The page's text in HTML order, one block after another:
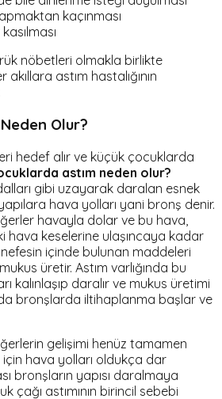
kaçınması
nöbetleri olmakla birlikte
astım hastalığının
Olur?
hedef alır ve küçük çocuklarda
astım neden olur?
gibi uzayarak daralan esnek
hava yolları yani bronş denir.
havayla dolar ve bu hava,
hava keselerine ulaşıncaya kadar
nefesin içinde bulunan maddeleri
üretir. Astım varlığında bu
kalınlaşıp daralır ve mukus üretimi
bronşlarda iltihaplanma başlar ve
gelişimi henüz tamamen
hava yolları oldukça dar
bronşların yapısı daralmaya
çağı astımının birincil sebebi